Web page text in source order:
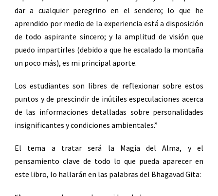
dar a cualquier peregrino en el sendero; lo que he
aprendido por medio de la experiencia está a disposición
de todo aspirante sincero; y la amplitud de visión que
puedo impartirles (debido a que he escalado la montaña
un poco más), es mi principal aporte.
Los estudiantes son libres de reflexionar sobre estos
puntos y de prescindir de inútiles especulaciones acerca
de las informaciones detalladas sobre personalidades
insignificantes y condiciones ambientales.”
El tema a tratar será la Magia del Alma, y el
pensamiento clave de todo lo que pueda aparecer en
este libro, lo hallarán en las palabras del Bhagavad Gita: